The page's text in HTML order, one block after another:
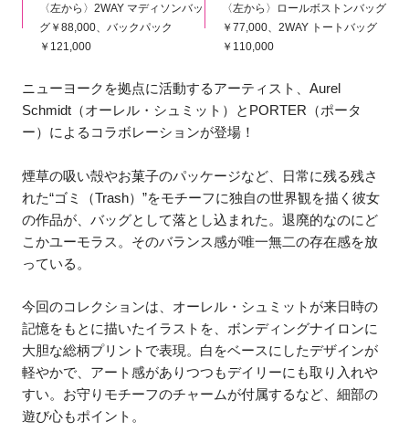
〈左から〉2WAY マディソンバッ
グ￥88,000、バックパック
￥121,000
〈左から〉ロールボストンバッグ
￥77,000、2WAY トートバッグ
￥110,000
ニューヨークを拠点に活動するアーティスト、Aurel
Schmidt（オーレル・シュミット）とPORTER（ポータ
ー）によるコラボレーションが登場！
煙草の吸い殻やお菓子のパッケージなど、日常に残る残さ
れた“ゴミ（Trash）”をモチーフに独自の世界観を描く彼女
の作品が、バッグとして落とし込まれた。退廃的なのにど
こかユーモラス。そのバランス感が唯一無二の存在感を放
っている。
今回のコレクションは、オーレル・シュミットが来日時の
記憶をもとに描いたイラストを、ボンディングナイロンに
大胆な総柄プリントで表現。白をベースにしたデザインが
軽やかで、アート感がありつつもデイリーにも取り入れや
すい。お守りモチーフのチャームが付属するなど、細部の
遊び心もポイント。